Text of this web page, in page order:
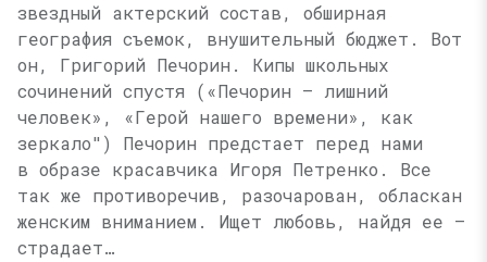
звездный актерский состав, обширная
география съемок, внушительный бюджет. Вот
он, Григорий Печорин. Кипы школьных
сочинений спустя («Печорин — лишний
человек», «Герой нашего времени», как
зеркало") Печорин предстает перед нами
в образе красавчика Игоря Петренко. Все
так же противоречив, разочарован, обласкан
женским вниманием. Ищет любовь, найдя ее —
страдает…